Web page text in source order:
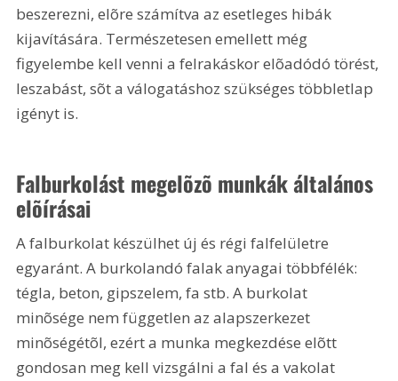
beszerezni, elõre számítva az esetleges hibák
kijavítására. Természetesen emellett még
figyelembe kell venni a felrakáskor elõadódó törést,
leszabást, sõt a válogatáshoz szükséges többletlap
igényt is.
Falburkolást megelõzõ munkák általános
elõírásai
A falburkolat készülhet új és régi falfelületre
egyaránt. A burkolandó falak anyagai többfélék:
tégla, beton, gipszelem, fa stb. A burkolat
minõsége nem független az alapszerkezet
minõségétõl, ezért a munka megkezdése elõtt
gondosan meg kell vizsgálni a fal és a vakolat